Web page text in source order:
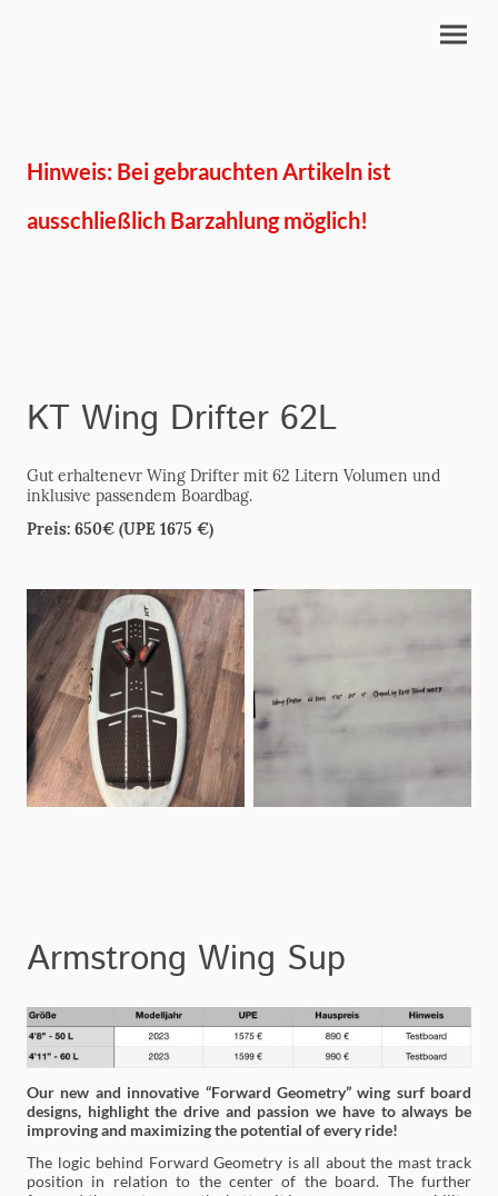
Hinweis: Bei gebrauchten Artikeln ist
ausschließlich Barzahlung möglich!
KT Wing Drifter 62L
Gut erhaltenevr Wing Drifter mit 62 Litern Volumen und
inklusive passendem Boardbag.
Preis: 650€ (UPE 1675 €)
Armstrong Wing Sup
Our new and innovative “Forward Geometry” wing surf board
designs, highlight the drive and passion we have to always be
improving and maximizing the potential of every ride!
The logic behind Forward Geometry is all about the mast track
position in relation to the center of the board. The further